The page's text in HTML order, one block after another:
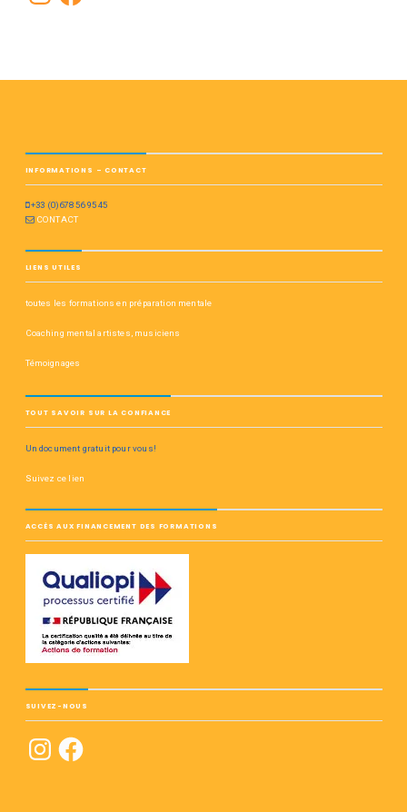
INFORMATIONS – CONTACT
+33 (0)678 56 95 45
CONTACT
LIENS UTILES
toutes les formations en préparation mentale
Coaching mental artistes, musiciens
Témoignages
TOUT SAVOIR SUR LA CONFIANCE
Un document gratuit pour vous!
Suivez ce lien
ACCÈS AUX FINANCEMENT DES FORMATIONS
SUIVEZ-NOUS